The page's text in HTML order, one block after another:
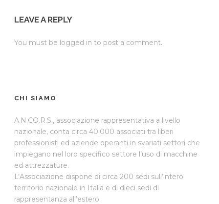
LEAVE A REPLY
You must be logged in to post a comment.
CHI SIAMO
A.N.CO.R.S., associazione rappresentativa a livello
nazionale, conta circa 40.000 associati tra liberi
professionisti ed aziende operanti in svariati settori che
impiegano nel loro specifico settore l’uso di macchine
ed attrezzature.
L’Associazione dispone di circa 200 sedi sull’intero
territorio nazionale in Italia e di dieci sedi di
rappresentanza all’estero.